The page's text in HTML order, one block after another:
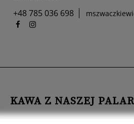
+48 785 036 698
KAWA Z NASZEJ